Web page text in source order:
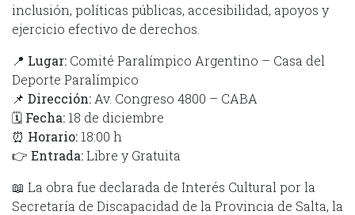
inclusión, políticas públicas, accesibilidad, apoyos y
ejercicio efectivo de derechos.
📍 Lugar: Comité Paralímpico Argentino – Casa del
Deporte Paralímpico
📌 Dirección: Av. Congreso 4800 – CABA
🗓 Fecha: 18 de diciembre
⏰ Horario: 18:00 h
👉 Entrada:Libre y Gratuita
📖 La obra fue declarada de Interés Cultural por la
Secretaría de Discapacidad de la Provincia de Salta, la